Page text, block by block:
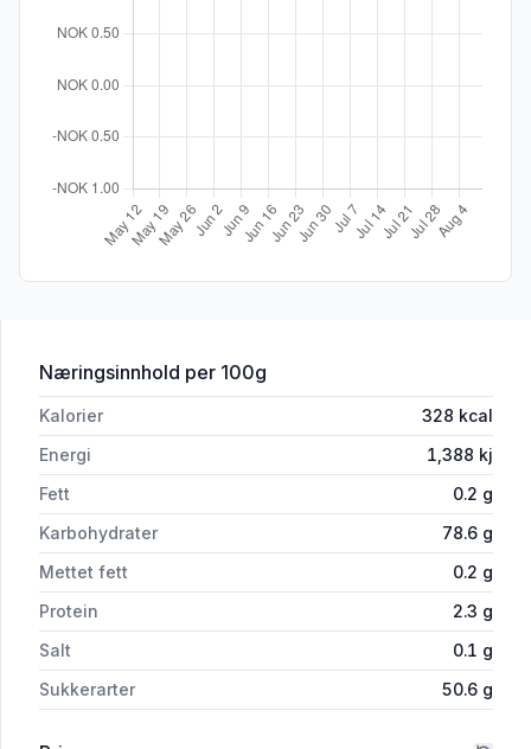
Næringsinnhold for 'Smågodt Surt 380g 5 Utvalgte
per 100g
Kalorier 328 kcal
Energi
1,388 kj
Fett
0.2 g
Karbohydrater
78.6 g
Mettet fett
0.2 g
Protein
2.3 g
Salt
0.1 g
Sukkerarter
50.6 g